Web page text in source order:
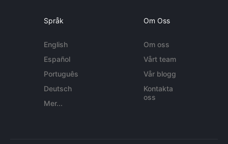
Språk
English
Español
Português
Deutsch
Mer...
Om Oss
Om oss
Vårt team
Vår blogg
Kontakta
oss